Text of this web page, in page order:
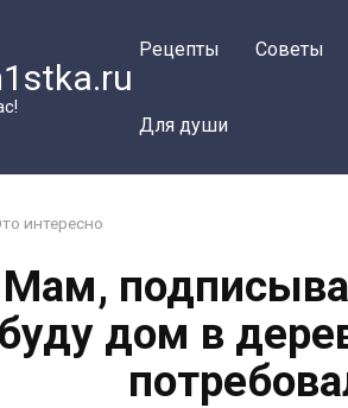
Рецепты Советы
Для души
интересно
буду дом в